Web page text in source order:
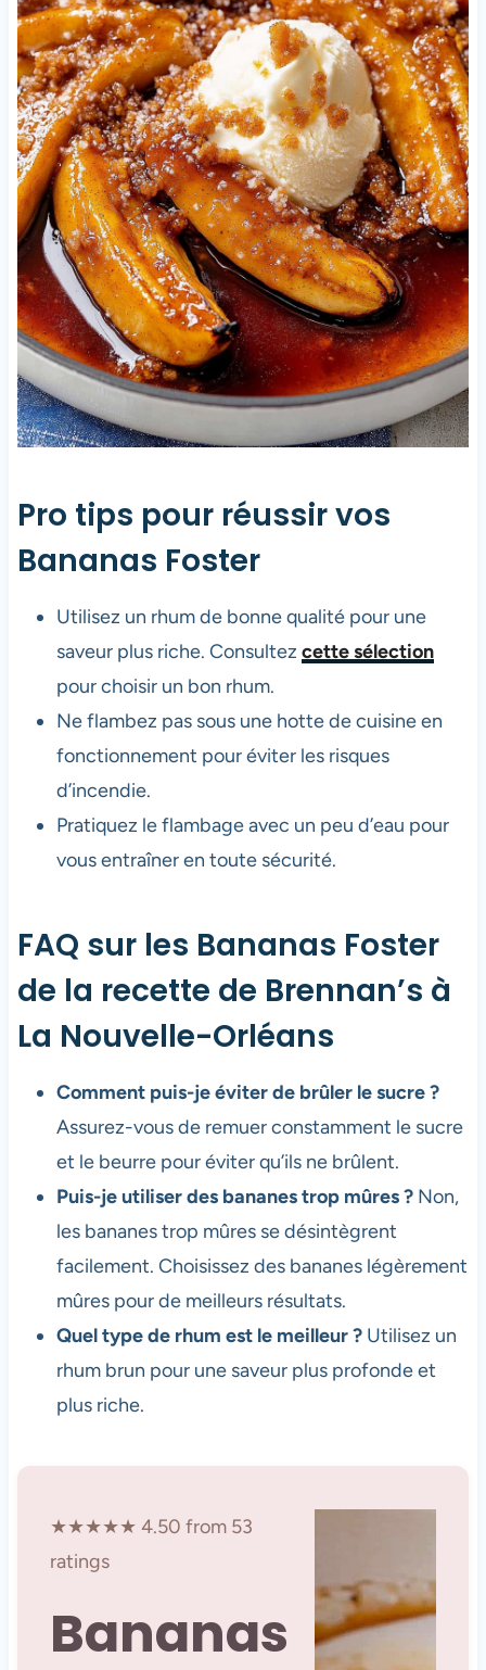
Pro tips pour réussir vos
Bananas Foster
Utilisez un rhum de bonne qualité pour une
saveur plus riche. Consultez cette sélection
pour choisir un bon rhum.
Ne flambez pas sous une hotte de cuisine en
fonctionnement pour éviter les risques
d’incendie.
Pratiquez le flambage avec un peu d’eau pour
vous entraîner en toute sécurité.
FAQ sur les Bananas Foster
de la recette de Brennan’s à
La Nouvelle-Orléans
Comment puis-je éviter de brûler le sucre ?
Assurez-vous de remuer constamment le sucre
et le beurre pour éviter qu’ils ne brûlent.
Puis-je utiliser des bananes trop mûres ?Non,
les bananes trop mûres se désintègrent
facilement. Choisissez des bananes légèrement
mûres pour de meilleurs résultats.
Quel type de rhum est le meilleur ?Utilisez un
rhum brun pour une saveur plus profonde et
plus riche.
★★★★★ 4.50 from 53
ratings
Bananas